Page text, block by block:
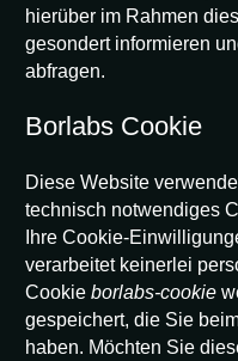
hierüber im Rahmen
gesondert informieren
abfragen.
Borlabs Cookie
Diese Website
technisch notwendiges
Ihre Cookie-
verarbeitet keinerlei
Cookie borlabs-cookie
gespeichert, die Sie
haben. Möchten Sie